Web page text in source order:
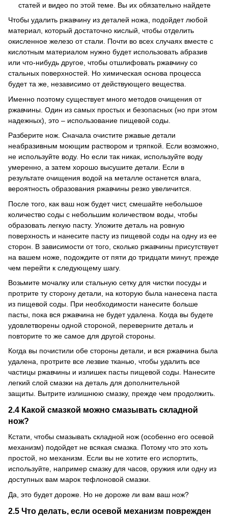
статей и видео по этой теме. Вы их обязательно найдете
Чтобы удалить ржавчину из деталей ножа, подойдет любой
материал, который достаточно кислый, чтобы отделить
окисленное железо от стали. Почти во всех случаях вместе с
кислотным материалом нужно будет использовать абразив
или что-нибудь другое, чтобы отшлифовать ржавчину со
стальных поверхностей. Но химическая основа процесса
будет та же, независимо от действующего вещества.
Именно поэтому существует много методов очищения от
ржавчины. Один из самых простых и безопасных (но при этом
надежных), это – использование пищевой соды.
Разберите нож. Сначала очистите ржавые детали
неабразивным моющим раствором и тряпкой. Если возможно,
не используйте воду. Но если так никак, используйте воду
умеренно, а затем хорошо высушите детали. Если в
результате очищения водой на металле останется влага,
вероятность образования ржавчины резко увеличится.
После того, как ваш нож будет чист, смешайте небольшое
количество соды с небольшим количеством воды, чтобы
образовать легкую пасту. Уложите деталь на ровную
поверхность и нанесите пасту из пищевой соды на одну из ее
сторон. В зависимости от того, сколько ржавчины присутствует
на вашем ноже, подождите от пяти до тридцати минут, прежде
чем перейти к следующему шагу.
Возьмите мочалку или стальную сетку для чистки посуды и
протрите ту сторону детали, на которую была нанесена паста
из пищевой соды. При необходимости нанесите больше
пасты, пока вся ржавчина не будет удалена. Когда вы будете
удовлетворены одной стороной, переверните деталь и
повторите то же самое для другой стороны.
Когда вы почистили обе стороны детали, и вся ржавчина была
удалена, протрите все лезвие тканью, чтобы удалить все
частицы ржавчины и излишек пасты пищевой соды. Нанесите
легкий слой смазки на деталь для дополнительной
защиты. Вытрите излишнюю смазку, прежде чем продолжить.
2.4 Какой смазкой можно смазывать складной
нож?
Кстати, чтобы смазывать складной нож (особенно его осевой
механизм) подойдет не всякая смазка. Потому что это хоть
простой, но механизм. Если вы не хотите его испортить,
используйте, например смазку для часов, оружия или одну из
доступных вам марок тефлоновой смазки.
Да, это будет дороже. Но не дороже ли вам ваш нож?
2.5 Что делать, если осевой механизм поврежден